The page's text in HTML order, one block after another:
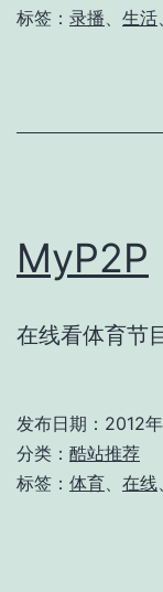
标签： 录播 生活
MyP2P
在线看体育节
发布日期： 2012
分类： 酷站推荐
标签： 体育 在线